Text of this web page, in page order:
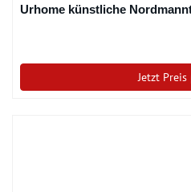
Urhome künstliche
Jetzt Preis